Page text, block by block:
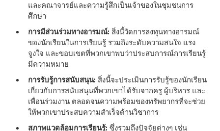
และคณาจารย์และความรู้สึกเป็นเจ้าของในชุมชนการ
ศึกษา
การมีส่วนร่วมทางอารมณ์: สิ่งนี้วัดการลงทุนทางอารมณ์
ของนักเรียนในการเรียนรู้ รวมถึงระดับความสนใจ แรง
จูงใจ และขอบเขตที่พวกเขาพบว่าประสบการณ์การเรียนรู้
มีความหมาย
การรับรู้การสนับสนุน: สิ่งนี้จะประเมินการรับรู้ของนักเรียน
เกี่ยวกับการสนับสนุนที่พวกเขาได้รับจากครู ผู้บริหาร และ
เพื่อนร่วมงาน ตลอดจนความพร้อมของทรัพยากรที่จะช่วย
ให้พวกเขาประสบความสําเร็จด้านวิชาการ
สภาพแวดล้อมการเรียนรู้: ซึ่งรวมถึงปัจจัยต่างๆ เช่น